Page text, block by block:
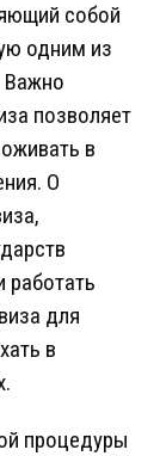
собой
одним из
Важно
позволяет
в
О
работать
для
в
процедуры